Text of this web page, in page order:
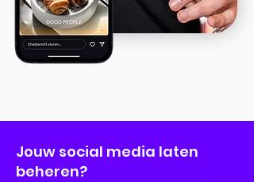
Jouw social media laten
beheren?